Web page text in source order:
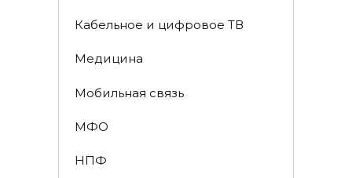
Кабельное и цифровое ТВ
Медицина
Мобильная связь
МФО
НПФ